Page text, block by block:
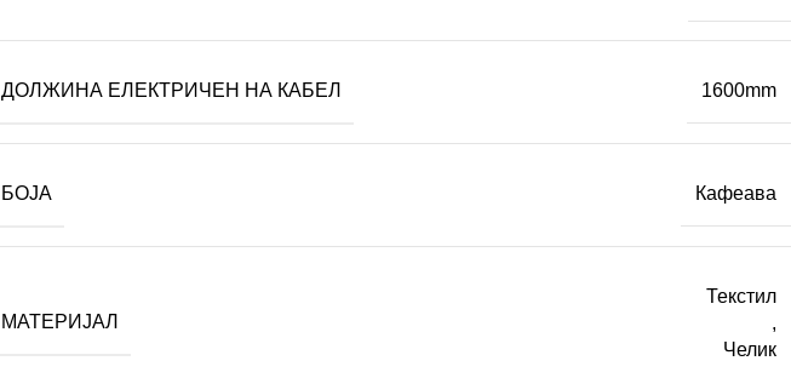
ДОЛЖИНА ЕЛЕКТРИЧЕН НА КАБЕЛ 1600mm
БОЈА Кафеава
МАТЕРИЈАЛ
Текстил
,
Челик